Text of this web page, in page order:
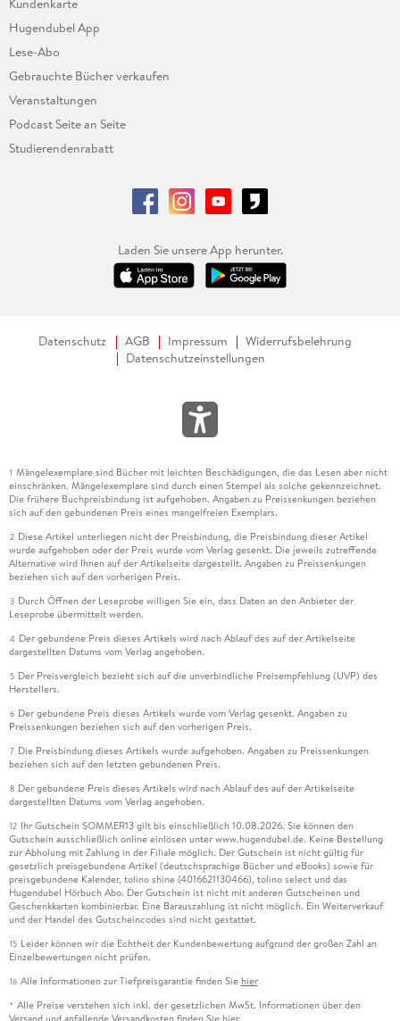
Hugendubel App
Lese-Abo
Gebrauchte Bücher verkaufen
Veranstaltungen
Podcast Seite an Seite
Studierendenrabatt
Laden Sie unsere App herunter.
Datenschutz AGB Impressum
Widerrufsbelehrung
Datenschutzeinstellungen
1 Mängelexemplare sind Bücher mit leichten Beschädigungen, die das Lesen aber nicht
einschränken. Mängelexemplare sind durch einen Stempel als solche gekennzeichnet.
Die frühere Buchpreisbindung ist aufgehoben. Angaben zu Preissenkungen beziehen
sich auf den gebundenen Preis eines mangelfreien Exemplars.
2 Diese Artikel unterliegen nicht der Preisbindung, die Preisbindung dieser Artikel
wurde aufgehoben oder der Preis wurde vom Verlag gesenkt. Die jeweils zutreffende
Alternative wird Ihnen auf der Artikelseite dargestellt. Angaben zu Preissenkungen
beziehen sich auf den vorherigen Preis.
3 Durch Öffnen der Leseprobe willigen Sie ein, dass Daten an den Anbieter der
Leseprobe übermittelt werden.
4 Der gebundene Preis dieses Artikels wird nach Ablauf des auf der Artikelseite
dargestellten Datums vom Verlag angehoben.
5 Der Preisvergleich bezieht sich auf die unverbindliche Preisempfehlung (UVP) des
Herstellers.
6 Der gebundene Preis dieses Artikels wurde vom Verlag gesenkt. Angaben zu
Preissenkungen beziehen sich auf den vorherigen Preis.
7 Die Preisbindung dieses Artikels wurde aufgehoben. Angaben zu Preissenkungen
beziehen sich auf den letzten gebundenen Preis.
8 Der gebundene Preis dieses Artikels wird nach Ablauf des auf der Artikelseite
dargestellten Datums vom Verlag angehoben.
12 Ihr Gutschein SOMMER13 gilt bis einschließlich 10.08.2026. Sie können den
Gutschein ausschließlich online einlösen unter www.hugendubel.de. Keine Bestellung
zur Abholung mit Zahlung in der Filiale möglich. Der Gutschein ist nicht gültig für
gesetzlich preisgebundene Artikel (deutschsprachige Bücher und eBooks) sowie für
preisgebundene Kalender, tolino shine (4016621130466), tolino select und das
Hugendubel Hörbuch Abo. Der Gutschein ist nicht mit anderen Gutscheinen und
Geschenkkarten kombinierbar. Eine Barauszahlung ist nicht möglich. Ein Weiterverkauf
und der Handel des Gutscheincodes sind nicht gestattet.
15 Leider können wir die Echtheit der Kundenbewertung aufgrund der großen Zahl an
Einzelbewertungen nicht prüfen.
16 Alle Informationen zur Tiefpreisgarantie finden Sie hier
* Alle Preise verstehen sich inkl. der gesetzlichen MwSt. Informationen über den
Versand und anfallende Versandkosten finden Sie hier